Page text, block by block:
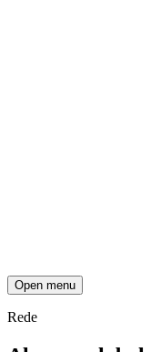
Open menu
Rede